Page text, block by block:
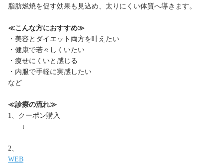
脂肪燃焼を促す効果も見込め、太りにくい体質へ導きます。
≪こんな方におすすめ≫
・美容とダイエット両方を叶えたい
・健康で若々しくいたい
・痩せにくいと感じる
・内服で手軽に実感したい
など
≪診療の流れ≫
1、クーポン購入
↓
2、
WEB